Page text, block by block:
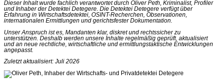
Dieser Inhalt wurde fachlich verantwortet durch Oliver Peth, Kriminalist, Profiler
und Inhaber der Detektei Detegere. Die Detektei Detegere verfügt über
Erfahrung in Wirtschaftsdetektei, OSINT-Recherchen, Observationen,
internationalen Ermittlungen und gerichtsfester Dokumentation.
Unser Anspruch ist es, Mandanten klar, diskret und rechtssicher zu
unterstützen. Deshalb werden unsere Inhalte regelmäßig geprüft, aktualisiert
und an neue rechtliche, wirtschaftliche und ermittlungstaktische Entwicklungen
angepasst.
Zuletzt aktualisiert: Juli 2026